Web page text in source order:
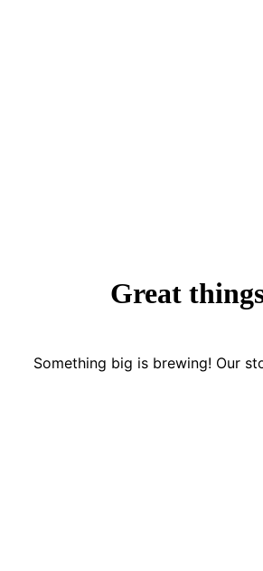
Great
Something big is brewing! Our